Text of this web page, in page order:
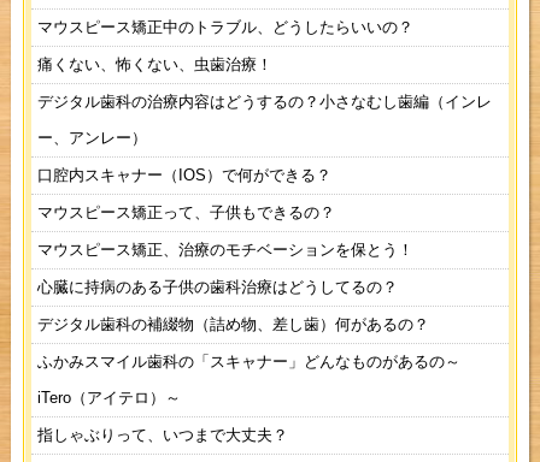
マウスピース矯正中のトラブル、どうしたらいいの？
痛くない、怖くない、虫歯治療！
デジタル歯科の治療内容はどうするの？小さなむし歯編（インレ
ー、アンレー）
口腔内スキャナー（IOS）で何ができる？
マウスピース矯正って、子供もできるの？
マウスピース矯正、治療のモチベーションを保とう！
心臓に持病のある子供の歯科治療はどうしてるの？
デジタル歯科の補綴物（詰め物、差し歯）何があるの？
ふかみスマイル歯科の「スキャナー」どんなものがあるの～
iTero（アイテロ）～
指しゃぶりって、いつまで大丈夫？